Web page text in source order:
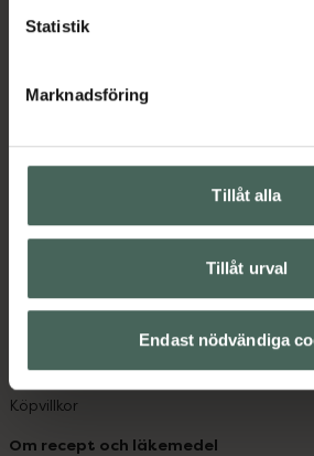
Statistik
Marknadsföring
Tillåt alla
Tillåt urval
Endast nödvändiga
syd till Lappland i norr, och online i
hjälpa just dig att må lite bättre.
med oss.
Kundservice
Hitta apotek
Leverans, betalning och retur
Sajtens tillgänglighet
App
Köpvillkor
Om recept och läkemedel